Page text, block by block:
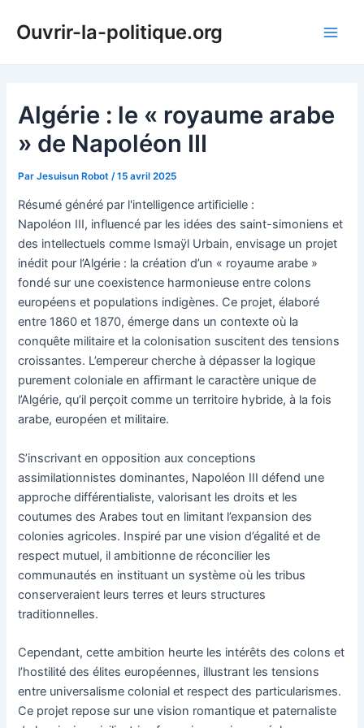
Ouvrir-la-politique.org
Algérie : le « royaume arabe
» de Napoléon III
ParJesuisun Robot /15 avril 2025
Résumé généré par l'intelligence artificielle :
Napoléon III, influencé par les idées des saint-simoniens et
des intellectuels comme Ismaÿl Urbain, envisage un projet
inédit pour l’Algérie : la création d’un « royaume arabe »
fondé sur une coexistence harmonieuse entre colons
européens et populations indigènes. Ce projet, élaboré
entre 1860 et 1870, émerge dans un contexte où la
conquête militaire et la colonisation suscitent des tensions
croissantes. L’empereur cherche à dépasser la logique
purement coloniale en affirmant le caractère unique de
l’Algérie, qu’il perçoit comme un territoire hybride, à la fois
arabe, européen et militaire.
S’inscrivant en opposition aux conceptions
assimilationnistes dominantes, Napoléon III défend une
approche différentialiste, valorisant les droits et les
coutumes des Arabes tout en limitant l’expansion des
colonies agricoles. Inspiré par une vision d’égalité et de
respect mutuel, il ambitionne de réconcilier les
communautés en instituant un système où les tribus
conserveraient leurs terres et leurs structures
traditionnelles.
Cependant, cette ambition heurte les intérêts des colons et
l’hostilité des élites européennes, illustrant les tensions
entre universalisme colonial et respect des particularismes.
Ce projet repose sur une vision romantique et paternaliste